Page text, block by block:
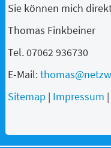
Sie können mich
Thomas Finkbeiner
Tel. 07062 936730
E-Mail:
Sitemap | Impressum |